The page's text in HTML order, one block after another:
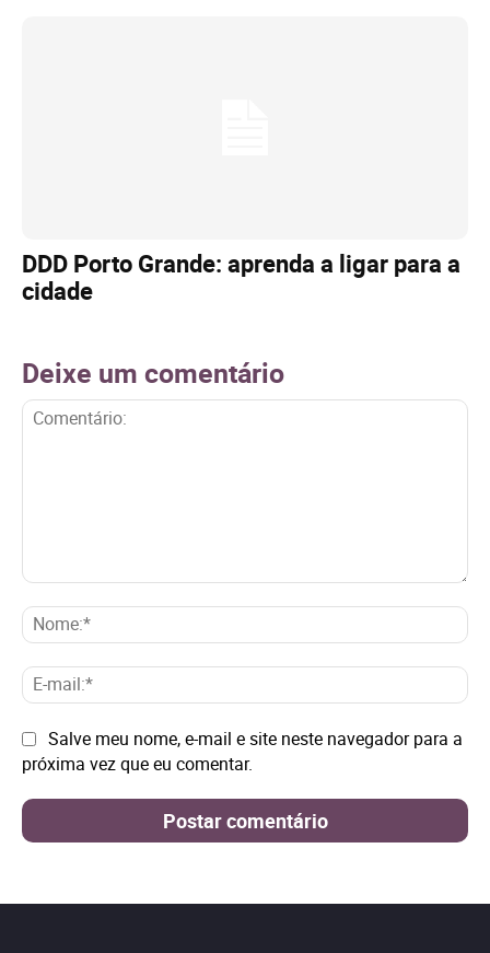
DDD Porto Grande: aprenda a ligar para a
cidade
Deixe um comentário
E-
Site: Salve meu nome, e-mail e site neste navegador para a
próxima vez que eu comentar.